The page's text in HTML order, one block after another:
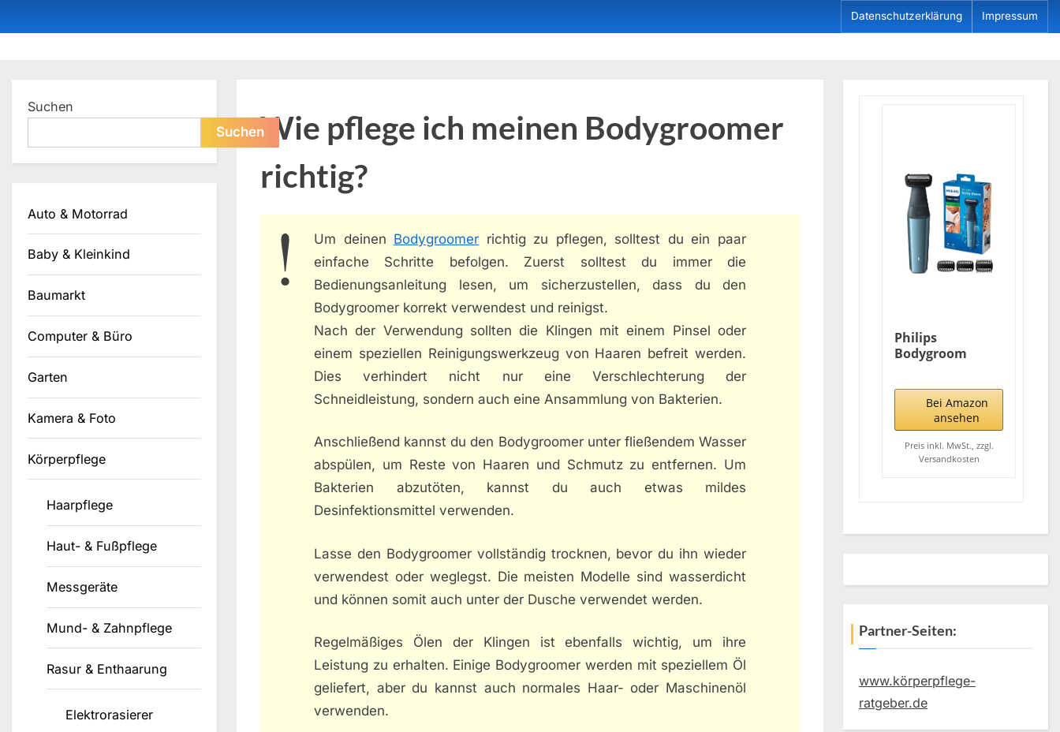
to
Datenschutzerklärung Impressum
Wie pflege ich meinen Bodygroomer
richtig?
Um deinen Bodygroomer richtig zu pflegen, solltest du ein paar
einfache Schritte befolgen. Zuerst solltest du immer die
Bedienungsanleitung lesen, um sicherzustellen, dass du den
Bodygroomer korrekt verwendest und reinigst.
Nach der Verwendung sollten die Klingen mit einem Pinsel oder
einem speziellen Reinigungswerkzeug von Haaren befreit werden.
Dies verhindert nicht nur eine Verschlechterung der
Schneidleistung, sondern auch eine Ansammlung von Bakterien.
Anschließend kannst du den Bodygroomer unter fließendem Wasser
abspülen, um Reste von Haaren und Schmutz zu entfernen. Um
Bakterien abzutöten, kannst du auch etwas mildes
Desinfektionsmittel verwenden.
Lasse den Bodygroomer vollständig trocknen, bevor du ihn wieder
verwendest oder weglegst. Die meisten Modelle sind wasserdicht
und können somit auch unter der Dusche verwendet werden.
Regelmäßiges Ölen der Klingen ist ebenfalls wichtig, um ihre
Leistung zu erhalten. Einige Bodygroomer werden mit speziellem Öl
geliefert, aber du kannst auch normales Haar- oder Maschinenöl
verwenden.
Suchen
Suchen
Auto & Motorrad
Baby & Kleinkind
Baumarkt
Computer & Büro
Garten
Kamera & Foto
Körperpflege
Haarpflege
Haut- & Fußpflege
Messgeräte
Mund- & Zahnpflege
Rasur & Enthaarung
Elektrorasierer
Philips
Bodygroom
hautfreundlicher
Körperrasierer
Kammaufsätze
(Modell
BG3015/15)
Bei Amazon
ansehen
Preis inkl. MwSt., zzgl.
Versandkosten
Partner-Seiten:
www.körperpflege-
ratgeber.de